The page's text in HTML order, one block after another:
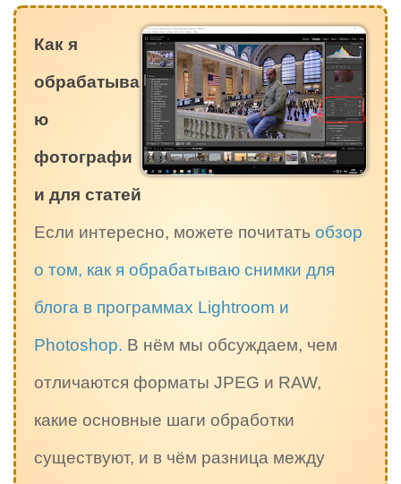
Как я
обрабатыва
ю
фотографи
и для статей
Если интересно, можете почитать обзор
о том, как я обрабатываю снимки для
блога в программах Lightroom и
Photoshop. В нём мы обсуждаем, чем
отличаются форматы JPEG и RAW,
какие основные шаги обработки
существуют, и в чём разница между